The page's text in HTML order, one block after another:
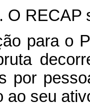
O RECAP
para o
por
ao seu